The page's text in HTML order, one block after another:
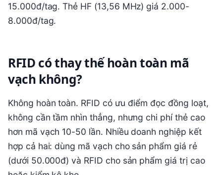
15.000đ/tag. Thẻ HF (13,56 MHz) giá 2.000-
8.000đ/tag.
RFID có thay thế hoàn toàn mã
vạch không?
Không hoàn toàn. RFID có ưu điểm đọc đồng loạt,
không cần tầm nhìn thẳng, nhưng chi phí thẻ cao
hơn mã vạch 10-50 lần. Nhiều doanh nghiệp kết
hợp cả hai: dùng mã vạch cho sản phẩm giá rẻ
(dưới 50.000đ) và RFID cho sản phẩm giá trị cao